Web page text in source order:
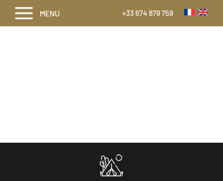
+33 674 879 759
MENU